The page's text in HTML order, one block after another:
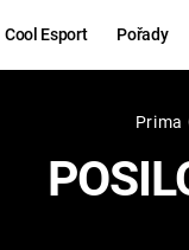
Cool Esport Pořady
Hry
Prima